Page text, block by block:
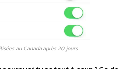
au Canada après 20 jours